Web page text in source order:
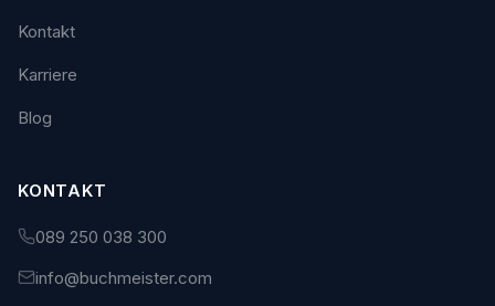
Kontakt
Karriere
Blog
KONTAKT
089 250 038 300
info@buchmeister.com